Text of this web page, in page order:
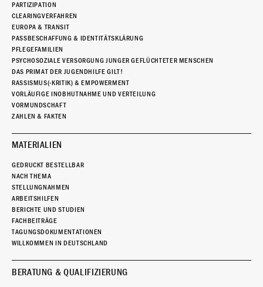
PARTIZIPATION
CLEARINGVERFAHREN
EUROPA & TRANSIT
PASSBESCHAFFUNG & IDENTITÄTSKLÄRUNG
PFLEGEFAMILIEN
PSYCHOSOZIALE VERSORGUNG JUNGER GEFLÜCHTETER MENSCHEN
DAS PRIMAT DER JUGENDHILFE GILT!
RASSISMUS(-KRITIK) & EMPOWERMENT
VORLÄUFIGE INOBHUTNAHME UND VERTEILUNG
VORMUNDSCHAFT
ZAHLEN & FAKTEN
MATERIALIEN
GEDRUCKT BESTELLBAR
NACH THEMA
STELLUNGNAHMEN
ARBEITSHILFEN
BERICHTE UND STUDIEN
FACHBEITRÄGE
TAGUNGSDOKUMENTATIONEN
WILLKOMMEN IN DEUTSCHLAND
BERATUNG & QUALIFIZIERUNG